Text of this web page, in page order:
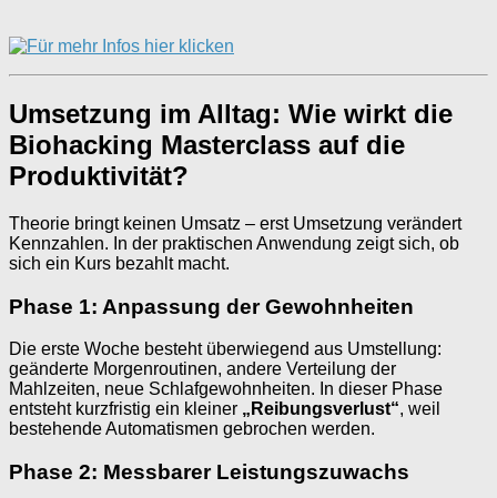
Umsetzung im Alltag: Wie wirkt die
Biohacking Masterclass auf die
Produktivität?
Theorie bringt keinen Umsatz – erst Umsetzung verändert
Kennzahlen. In der praktischen Anwendung zeigt sich, ob
sich ein Kurs bezahlt macht.
Phase 1: Anpassung der Gewohnheiten
Die erste Woche besteht überwiegend aus Umstellung:
geänderte Morgenroutinen, andere Verteilung der
Mahlzeiten, neue Schlafgewohnheiten. In dieser Phase
entsteht kurzfristig ein kleiner „Reibungsverlust“, weil
bestehende Automatismen gebrochen werden.
Phase 2: Messbarer Leistungszuwachs